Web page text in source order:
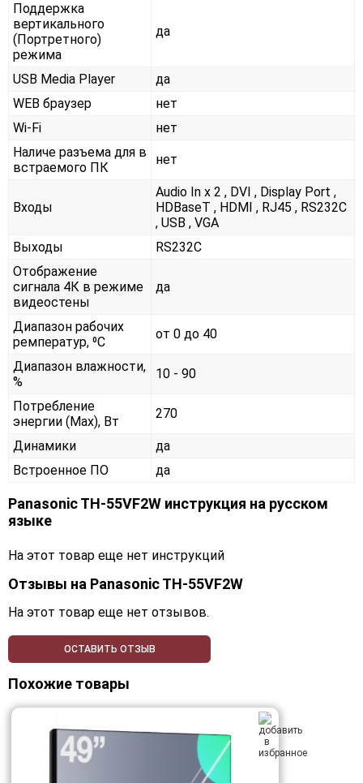
Поддержка
вертикального
(Портретного)
режима
да
USB Media Player
да
WEB браузер
нет
Wi-Fi
нет
Наличе разъема для в
встраемого ПК
нет
Входы
Audio In x 2 , DVI , Display Port ,
HDBaseT , HDMI , RJ45 , RS232С
, USB , VGA
Выходы
RS232С
Отображение
сигнала 4К в режиме
видеостены
да
Диапазон рабочих
ремператур, ⁰С
от 0 до 40
Диапазон влажности,
%
10 - 90
Потребление
энергии (Max), Вт
270
Динамики
да
Встроенное ПО
да
Panasonic TH-55VF2W инструкция на русском
языке
На этот товар еще нет инструкций
Отзывы на Panasonic TH-55VF2W
На этот товар еще нет отзывов.
ОСТАВИТЬ ОТЗЫВ
Похожие товары